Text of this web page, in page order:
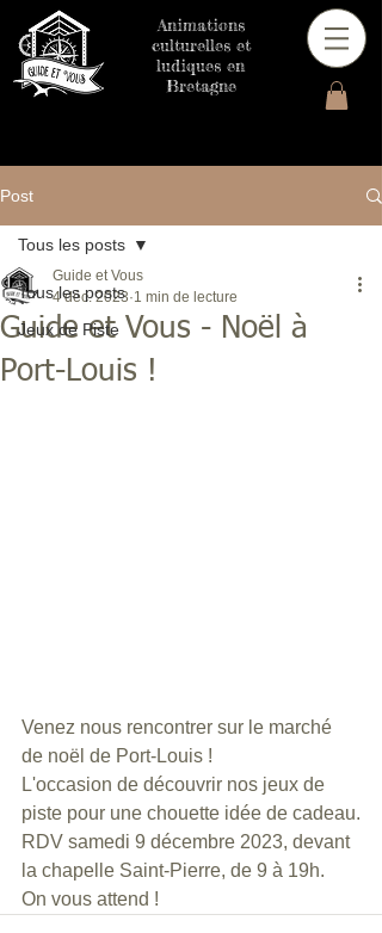
Animations
culturelles et
ludiques en
Bretagne
Post
Tous les posts
Jeux de Piste
Tous les posts
Guide et Vous - Noël à
Port-Louis !
Guide et Vous
4 déc. 2023 1 min de lecture
Venez nous rencontrer sur le marché
de noël de Port-Louis !
L'occasion de découvrir nos jeux de
piste pour une chouette idée de cadeau.
RDV samedi 9 décembre 2023, devant
la chapelle Saint-Pierre, de 9 à 19h.
On vous attend !